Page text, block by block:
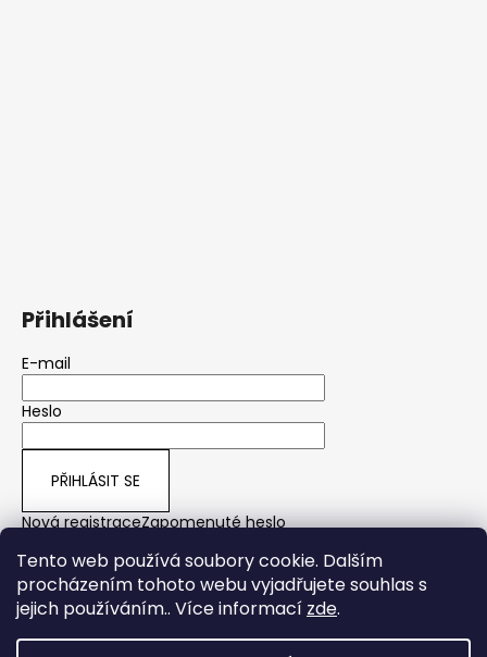
Tento web používá soubory cookie. Dalším
procházením tohoto webu vyjadřujete souhlas s
jejich používáním.. Více informací zde.
Přihlášení
E-mail
Heslo
PŘIHLÁSIT SE
Nová registraceZapomenuté heslo
yps